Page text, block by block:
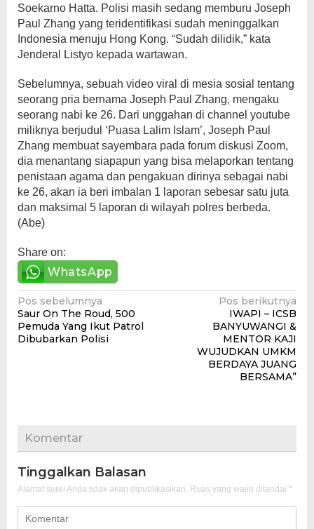
Soekarno Hatta. Polisi masih sedang memburu Joseph
Paul Zhang yang teridentifikasi sudah meninggalkan
Indonesia menuju Hong Kong. “Sudah dilidik,” kata
Jenderal Listyo kepada wartawan.
Sebelumnya, sebuah video viral di mesia sosial tentang
seorang pria bernama Joseph Paul Zhang, mengaku
seorang nabi ke 26. Dari unggahan di channel youtube
miliknya berjudul ‘Puasa Lalim Islam’, Joseph Paul
Zhang membuat sayembara pada forum diskusi Zoom,
dia menantang siapapun yang bisa melaporkan tentang
penistaan agama dan pengakuan dirinya sebagai nabi
ke 26, akan ia beri imbalan 1 laporan sebesar satu juta
dan maksimal 5 laporan di wilayah polres berbeda.
(Abe)
Share on:
WhatsApp
Navigasi
pos
Pos sebelumnya
Saur On The Roud, 500
Pemuda Yang Ikut Patrol
Dibubarkan Polisi
Pos berikutnya
IWAPI – ICSB
BANYUWANGI &
MENTOR KAJI
WUJUDKAN UMKM
BERDAYA JUANG
BERSAMA”
Komentar
Tinggalkan Balasan
Alamat surel Anda tidak akan dipublikasikan. Ruas yang wajib ditandai *